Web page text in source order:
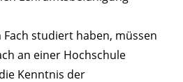
Fach studiert haben, müssen
an einer Hochschule
Kenntnis der